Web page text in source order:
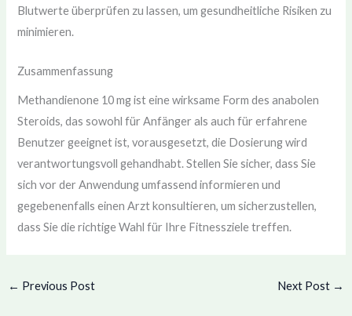
Blutwerte überprüfen zu lassen, um gesundheitliche Risiken zu
minimieren.
Zusammenfassung
Methandienone 10 mg ist eine wirksame Form des anabolen
Steroids, das sowohl für Anfänger als auch für erfahrene
Benutzer geeignet ist, vorausgesetzt, die Dosierung wird
verantwortungsvoll gehandhabt. Stellen Sie sicher, dass Sie
sich vor der Anwendung umfassend informieren und
gegebenenfalls einen Arzt konsultieren, um sicherzustellen,
dass Sie die richtige Wahl für Ihre Fitnessziele treffen.
← Previous Post Next Post →